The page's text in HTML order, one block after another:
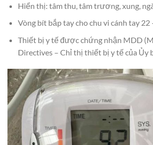
Hiển thị: tâm thu, tâm trương, xung,
Vòng bít bắp tay cho chu vi cánh tay 22
Thiết bị y tế được chứng nhận MDD
Directives – Chỉ thị thiết bị y tế của Ủy